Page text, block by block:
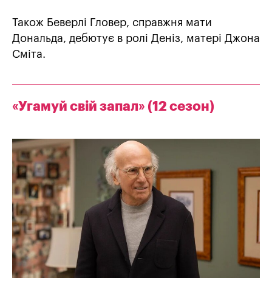
Також Беверлі Гловер, справжня мати
Дональда, дебютує в ролі Деніз, матері Джона
Сміта.
«Угамуй свій запал» (12 сезон)